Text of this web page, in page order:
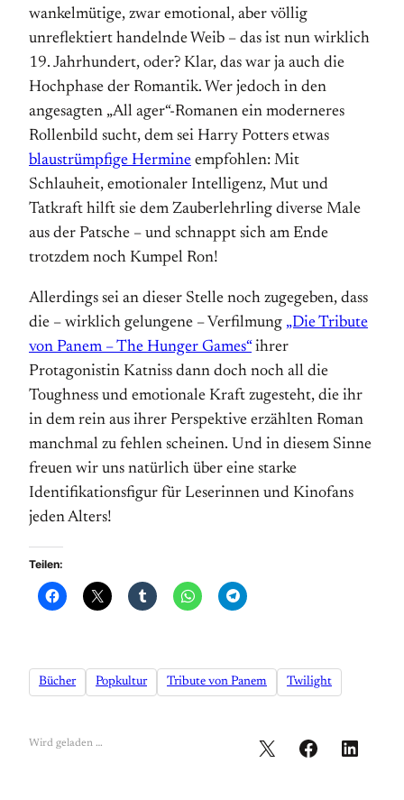
wankelmütige, zwar emotional, aber völlig
unreflektiert handelnde Weib – das ist nun wirklich
19. Jahrhundert, oder? Klar, das war ja auch die
Hochphase der Romantik. Wer jedoch in den
angesagten „All ager“-Romanen ein moderneres
Rollenbild sucht, dem sei Harry Potters etwas
blaustrümpfige Hermine empfohlen: Mit
Schlauheit, emotionaler Intelligenz, Mut und
Tatkraft hilft sie dem Zauberlehrling diverse Male
aus der Patsche – und schnappt sich am Ende
trotzdem noch Kumpel Ron!
Allerdings sei an dieser Stelle noch zugegeben, dass
die – wirklich gelungene – Verfilmung „Die Tribute
von Panem – The Hunger Games“ ihrer
Protagonistin Katniss dann doch noch all die
Toughness und emotionale Kraft zugesteht, die ihr
in dem rein aus ihrer Perspektive erzählten Roman
manchmal zu fehlen scheinen. Und in diesem Sinne
freuen wir uns natürlich über eine starke
Identifikationsfigur für Leserinnen und Kinofans
jeden Alters!
Teilen:
Bücher Popkultur Tribute von Panem Twilight
Wird geladen …